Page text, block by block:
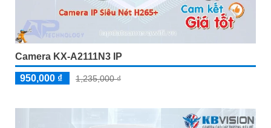
Camera KX-A2111N3 IP
950,000 ₫ 1,235,000 ₫